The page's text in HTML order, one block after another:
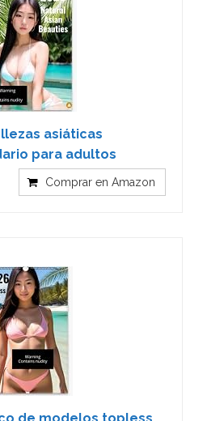
asiáticas
para adultos
Comprar en Amazon
de modelos topless